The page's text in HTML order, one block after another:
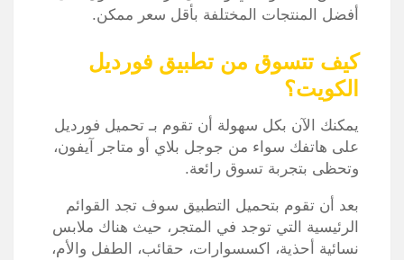
أفضل المنتجات المختلفة بأقل سعر ممكن.
كيف تتسوق من تطبيق فورديل
الكويت؟
يمكنك الآن بكل سهولة أن تقوم بـ تحميل فورديل
على هاتفك سواء من جوجل بلاي أو متاجر آيفون،
وتحظى بتجربة تسوق رائعة.
بعد أن تقوم بتحميل التطبيق سوف تجد القوائم
الرئيسية التي توجد في المتجر، حيث هناك ملابس
نسائية أحذية، اكسسوارات، حقائب، الطفل والأم،